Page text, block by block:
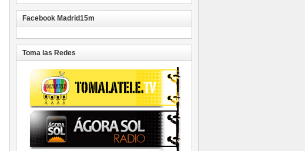
Facebook Madrid15m
Toma las Redes